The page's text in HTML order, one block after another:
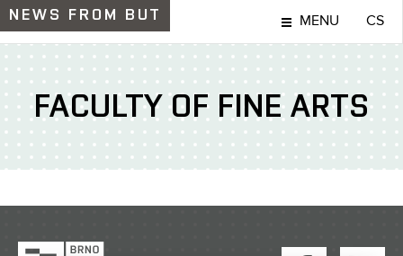
NEWS FROM BUT MENU CS
FACULTY OF FINE ARTS